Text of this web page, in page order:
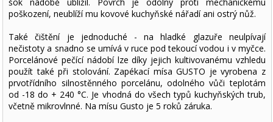
šok nádobě ublížil. Povrch je odolný proti mechanickému
poškození, neublíží mu kovové kuchyňské nářadí ani ostrý nůž.
Také čištění je jednoduché - na hladké glazuře neulpívají
nečistoty a snadno se umívá v ruce pod tekoucí vodou i v myčce.
Porcelánové pečící nádobí lze díky jejich kultivovanému vzhledu
použít také při stolování. Zapékací mísa GUSTO je vyrobena z
prvotřídního silnostěnného porcelánu, odolného vůči teplotám
od -18 do + 240 °C. Je vhodná do všech typů kuchyňských trub,
včetně mikrovlnné. Na mísu Gusto je 5 roků záruka.